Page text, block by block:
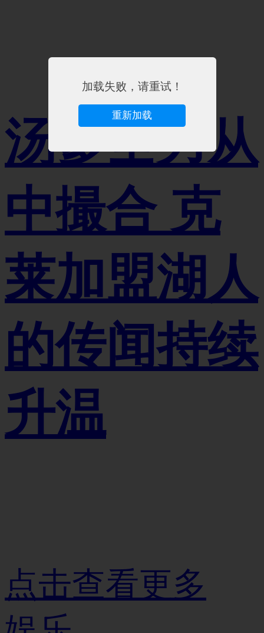
汤爹全力从
中撮合 克
莱加盟湖人
的传闻持续
升温
点击查看更多
加载失败，请重试！
重新加载